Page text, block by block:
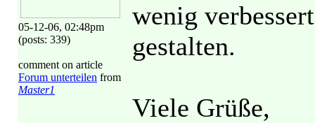
05-12-06, 02:48pm
(posts: 339)
comment on article
Forum unterteilen from
Master1
wenig
gestalten.
Viele Grüße,